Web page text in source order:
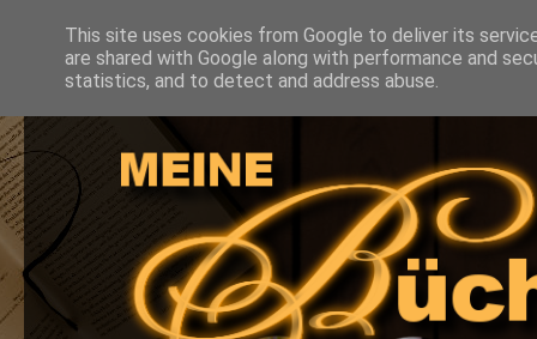
This site uses cookies from Google to deliver its
are shared with Google along with performance and
statistics, and to detect and address abuse.